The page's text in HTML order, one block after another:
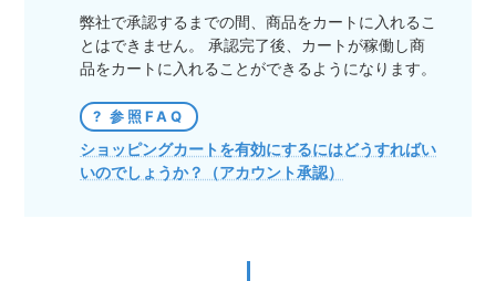
弊社で承認するまでの間、商品をカートに入れるこ
とはできません。 承認完了後、カートが稼働し商
品をカートに入れることができるようになります。
参照FAQ
ショッピングカートを有効にするにはどうすればい
いのでしょうか？（アカウント承認）